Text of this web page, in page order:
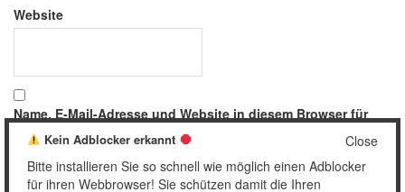
Website
Name, E-Mail-Adresse und Website in diesem Browser für
meinen nächsten Kommentar speichern.
Close
Kein Adblocker erkannt
Bitte installieren Sie so schnell wie möglich einen Adblocker
für ihren Webbrowser! Sie schützen damit die Ihren